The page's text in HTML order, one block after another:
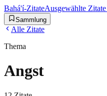
Bahá'í-ZitateAusgewählte
Sammlung
Alle Zitate
Thema
Angst